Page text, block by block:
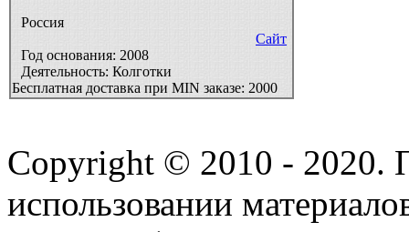
Россия
Сайт
Год основания: 2008
Деятельность: Колготки
Бесплатная доставка при MIN заказе: 2000
Copyright © 2010 - 2020.
использовании